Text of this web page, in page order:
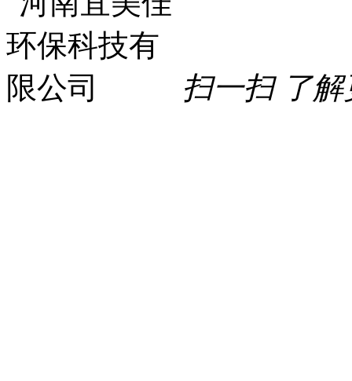
扫一扫 了解